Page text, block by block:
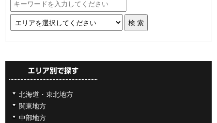
北海道・東北地方
関東地方
中部地方